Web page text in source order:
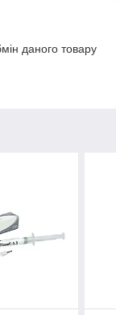
даного товару